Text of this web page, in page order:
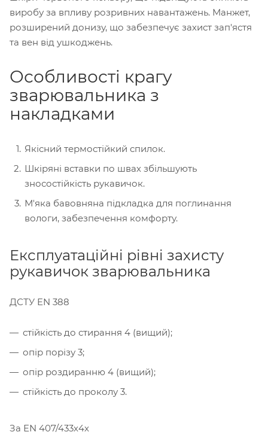
виробу за впливу розривних навантажень. Манжет,
розширений донизу, що забезпечує захист зап'ястя
та вен від ушкоджень.
Особливості крагу
зварювальника з
накладками
Якісний термостійкий спилок.
Шкіряні вставки по швах збільшують
зносостійкість рукавичок.
М'яка бавовняна підкладка для поглинання
вологи, забезпечення комфорту.
Експлуатаційні рівні захисту
рукавичок зварювальника
ДСТУ EN 388
стійкість до стирання 4 (вищий);
опір порізу 3;
опір роздиранню 4 (вищий);
стійкість до проколу 3.
За EN 407/433х4х